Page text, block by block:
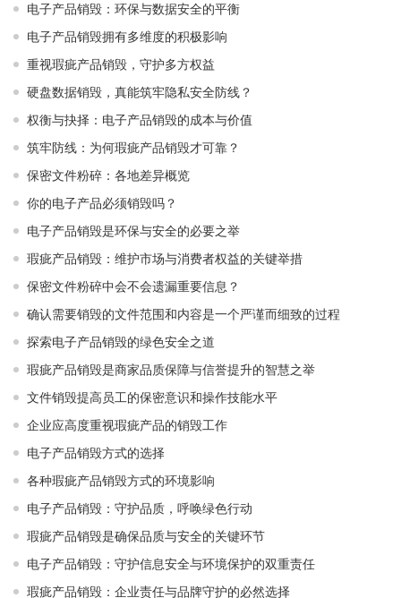
电子产品销毁：环保与数据安全的平衡
电子产品销毁拥有多维度的积极影响
重视瑕疵产品销毁，守护多方权益
硬盘数据销毁，真能筑牢隐私安全防线？
权衡与抉择：电子产品销毁的成本与价值
筑牢防线：为何瑕疵产品销毁才可靠？
保密文件粉碎：各地差异概览
你的电子产品必须销毁吗？
电子产品销毁是环保与安全的必要之举​ ​
瑕疵产品销毁：维护市场与消费者权益的关键举措​ ​
保密文件粉碎中会不会遗漏重要信息？
确认需要销毁的文件范围和内容是一个严谨而细致的过程
探索电子产品销毁的绿色安全之道
瑕疵产品销毁是商家品质保障与信誉提升的智慧之举
文件销毁提高员工的保密意识和操作技能水平
企业应高度重视瑕疵产品的销毁工作
电子产品销毁方式的选择
各种瑕疵产品销毁方式的环境影响
电子产品销毁：守护品质，呼唤绿色行动
瑕疵产品销毁是确保品质与安全的关键环节
电子产品销毁：守护信息安全与环境保护的双重责任
瑕疵产品销毁：企业责任与品牌守护的必然选择